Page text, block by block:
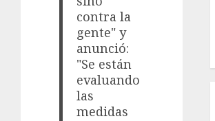
contra la
gente" y
anunció:
"Se están
evaluando
las
medidas